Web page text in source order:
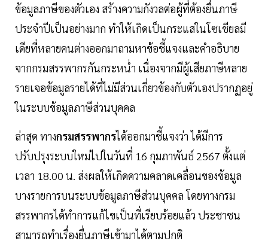
ข้อมูลภาษีของตัวเอง สร้างความกังวลต่อผู้ที่ต้องยื่นภาษี
ประจำปีเป็นอย่างมาก ทำให้เกิดเป็นกระแสในโซเชียลมี
เดียที่หลายคนต่างออกมาถามหาข้อชี้แจงและคำอธิบาย
จากกรมสรรพากรกันกระหน่ำ เนื่องจากมีผู้เสียภาษีหลาย
รายเจอข้อมูลรายได้ที่ไม่มีส่วนเกี่ยวข้องกับตัวเองปรากฏอยู่
ในระบบข้อมูลภาษีส่วนบุคคล
ล่าสุด ทางกรมสรรพากรได้ออกมาชี้แจงว่า ได้มีการ
ปรับปรุงระบบใหม่ไปในวันที่ 16 กุมภาพันธ์ 2567 ตั้งแต่
เวลา 18.00 น. ส่งผลให้เกิดความคลาดเคลื่อนของข้อมูล
บางรายการบนระบบข้อมูลภาษีส่วนบุคคล โดยทางกรม
สรรพากรได้ทำการแก้ไขเป็นที่เรียบร้อยแล้ว ประชาชน
สามารถทำเรื่องยื่นภาษีเข้ามาได้ตามปกติ